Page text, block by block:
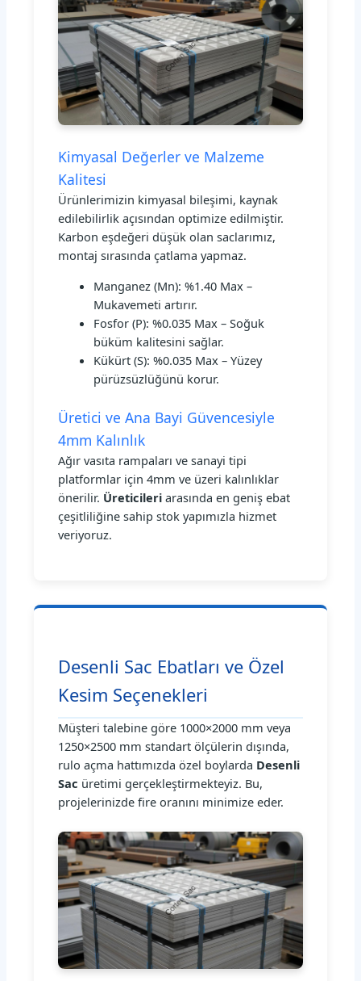
Kimyasal Değerler ve Malzeme
Kalitesi
Ürünlerimizin kimyasal bileşimi, kaynak
edilebilirlik açısından optimize edilmiştir.
Karbon eşdeğeri düşük olan saclarımız,
montaj sırasında çatlama yapmaz.
Manganez (Mn): %1.40 Max –
Mukavemeti artırır.
Fosfor (P): %0.035 Max – Soğuk
büküm kalitesini sağlar.
Kükürt (S): %0.035 Max – Yüzey
pürüzsüzlüğünü korur.
Üretici ve Ana Bayi Güvencesiyle
4mm Kalınlık
Ağır vasıta rampaları ve sanayi tipi
platformlar için 4mm ve üzeri kalınlıklar
önerilir. Üreticileri arasında en geniş ebat
çeşitliliğine sahip stok yapımızla hizmet
veriyoruz.
Desenli Sac Ebatları ve Özel
Kesim Seçenekleri
Müşteri talebine göre 1000×2000 mm veya
1250×2500 mm standart ölçülerin dışında,
rulo açma hattımızda özel boylarda Desenli
Sac üretimi gerçekleştirmekteyiz. Bu,
projelerinizde fire oranını minimize eder.